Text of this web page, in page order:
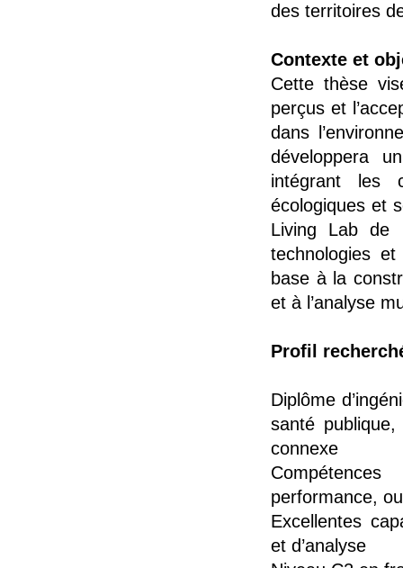
des territoires
Contexte et
Cette thèse
perçus et
dans
développera
intégrant les
écologiques et
Living Lab de
technologies
base à la
et à l’analyse
Profil
Diplôme
santé
connexe
performance,
Excellentes
et d’analyse